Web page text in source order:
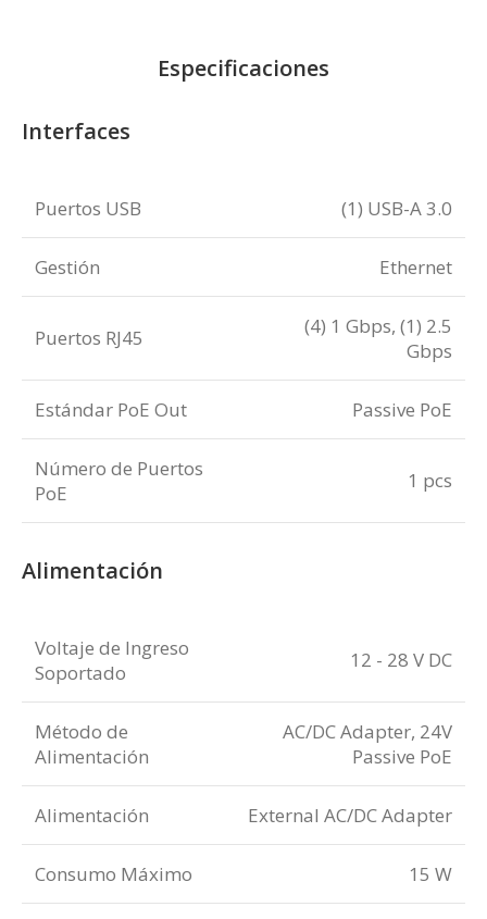
Especificaciones
Interfaces
Puertos USB (1) USB-A 3.0
Gestión Ethernet
Puertos RJ45
(4) 1 Gbps, (1) 2.5
Gbps
Estándar PoE Out Passive PoE
Número de Puertos
PoE
1 pcs
Alimentación
Voltaje de Ingreso
Soportado
12 - 28 V DC
Método de
Alimentación
AC/DC Adapter, 24V
Passive PoE
Alimentación External AC/DC Adapter
Consumo Máximo 15 W